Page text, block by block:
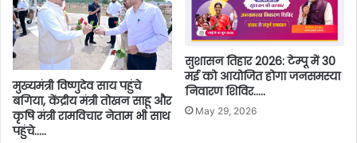
मुख्यमंत्री विष्णुदेव साय पहुंचे
बगिया, केंद्रीय मंत्री तोखन साहू और
कृषि मंत्री रामविचार नेताम भी साथ
पहुंचे…..
सुशासन तिहार 2026: टेम्पू में 30
मई को आयोजित होगा जनसमस्या
निवारण शिविर…..
May 29, 2026